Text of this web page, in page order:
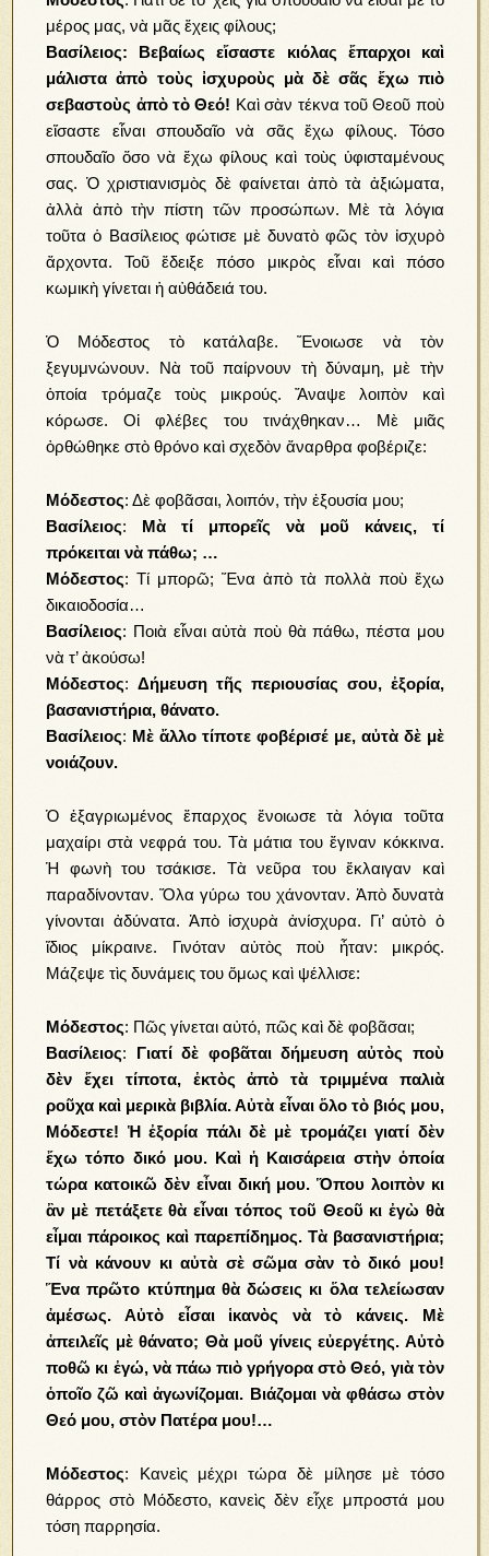
μέρος μας, νὰ μᾶς ἔχεις φίλους;
Βασίλειος:
Βεβαίως εἴσαστε κιόλας ἔπαρχοι καὶ
μάλιστα ἀπὸ τοὺς ἰσχυροὺς μὰ δὲ σᾶς ἔχω πιὸ
σεβαστοὺς ἀπὸ τὸ Θεό! Καὶ σὰν τέκνα τοῦ Θεοῦ ποὺ
εἴσαστε εἶναι σπουδαῖο νὰ σᾶς ἔχω φίλους. Τόσο
σπουδαῖο ὅσο νὰ ἔχω φίλους καὶ τοὺς ὑφισταμένους
σας. Ὁ χριστιανισμὸς δὲ φαίνεται ἀπὸ τὰ ἀξιώματα,
ἀλλὰ ἀπὸ τὴν πίστη τῶν προσώπων. Μὲ τὰ λόγια
τοῦτα ὁ Βασίλειος φώτισε μὲ δυνατὸ φῶς τὸν ἰσχυρὸ
ἄρχοντα. Τοῦ ἔδειξε πόσο μικρὸς εἶναι καὶ πόσο
κωμικὴ γίνεται ἡ αὐθάδειά του.
Ὁ Μόδεστος τὸ κατάλαβε. Ἔνοιωσε νὰ τὸν
ξεγυμνώνουν. Νὰ τοῦ παίρνουν τὴ δύναμη, μὲ τὴν
ὁποία τρόμαζε τοὺς μικρούς. Ἄναψε λοιπὸν καὶ
κόρωσε. Οἱ φλέβες του τινάχθηκαν… Μὲ μιᾶς
ὀρθώθηκε στὸ θρόνο καὶ σχεδὸν ἄναρθρα φοβέριζε:
Μόδεστος: Δὲ φοβᾶσαι, λοιπόν, τὴν ἐξουσία μου;
Βασίλειος: Μὰ τί μπορεῖς νὰ μοῦ κάνεις, τί
πρόκειται νὰ πάθω; …
Μόδεστος: Τί μπορῶ; Ἕνα ἀπὸ τὰ πολλὰ ποὺ ἔχω
δικαιοδοσία…
Βασίλειος: Ποιὰ εἶναι αὐτὰ ποὺ θὰ πάθω, πέστα μου
νὰ τ’ ἀκούσω!
Μόδεστος:Δήμευση τῆς περιουσίας σου, ἐξορία,
βασανιστήρια, θάνατο.
Βασίλειος: Μὲ ἄλλο τίποτε φοβέρισέ με, αὐτὰ δὲ μὲ
νοιάζουν.
Ὁ ἐξαγριωμένος ἔπαρχος ἔνοιωσε τὰ λόγια τοῦτα
μαχαίρι στὰ νεφρά του. Τὰ μάτια του ἔγιναν κόκκινα.
Ἡ φωνὴ του τσάκισε. Τὰ νεῦρα του ἔκλαιγαν καὶ
παραδίνονταν. Ὅλα γύρω του χάνονταν. Ἀπὸ δυνατὰ
γίνονται ἀδύνατα. Ἀπὸ ἰσχυρὰ ἀνίσχυρα. Γι’ αὐτὸ ὁ
ἴδιος μίκραινε. Γινόταν αὐτὸς ποὺ ἦταν: μικρός.
Μάζεψε τὶς δυνάμεις του ὅμως καὶ ψέλλισε:
Μόδεστος: Πῶς γίνεται αὐτό, πῶς καὶ δὲ φοβᾶσαι;
Βασίλειος: Γιατί δὲ φοβᾶται δήμευση αὐτὸς ποὺ
δὲν ἔχει τίποτα, ἐκτὸς ἀπὸ τὰ τριμμένα παλιὰ
ροῦχα καὶ μερικὰ βιβλία. Αὐτὰ εἶναι ὅλο τὸ βιός μου,
Μόδεστε! Ἡ ἐξορία πάλι δὲ μὲ τρομάζει γιατί δὲν
ἔχω τόπο δικό μου. Καὶ ἡ Καισάρεια στὴν ὁποία
τώρα κατοικῶ δὲν εἶναι δική μου. Ὅπου λοιπὸν κι
ἂν μὲ πετάξετε θὰ εἶναι τόπος τοῦ Θεοῦ κι ἐγὼ θὰ
εἶμαι πάροικος καὶ παρεπίδημος. Τὰ βασανιστήρια;
Τί νὰ κάνουν κι αὐτὰ σὲ σῶμα σὰν τὸ δικό μου!
Ἕνα πρῶτο κτύπημα θὰ δώσεις κι ὅλα τελείωσαν
ἀμέσως. Αὐτὸ εἶσαι ἱκανὸς νὰ τὸ κάνεις. Μὲ
ἀπειλεῖς μὲ θάνατο; Θὰ μοῦ γίνεις εὐεργέτης. Αὐτὸ
ποθῶ κι ἐγώ, νὰ πάω πιὸ γρήγορα στὸ Θεό, γιὰ τὸν
ὁποῖο ζῶ καὶ ἀγωνίζομαι. Βιάζομαι νὰ φθάσω στὸν
Θεό μου, στὸν Πατέρα μου!…
Μόδεστος: Κανεὶς μέχρι τώρα δὲ μίλησε μὲ τόσο
θάρρος στὸ Μόδεστο, κανεὶς δὲν εἶχε μπροστά μου
τόση παρρησία.